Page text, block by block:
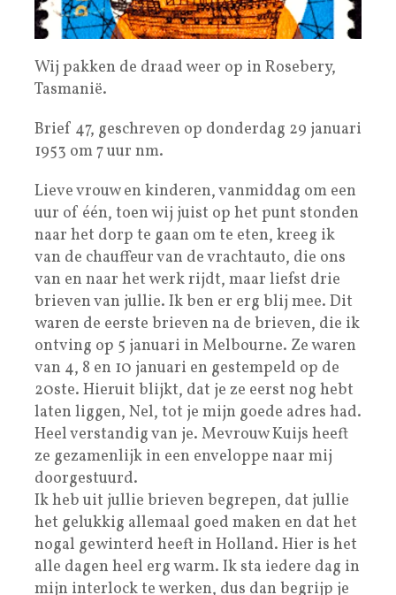
Wij pakken de draad weer op in Rosebery,
Tasmanië.
Brief 47, geschreven op donderdag 29 januari
1953 om 7 uur nm.
Lieve vrouw en kinderen, vanmiddag om een
uur of één, toen wij juist op het punt stonden
naar het dorp te gaan om te eten, kreeg ik
van de chauffeur van de vrachtauto, die ons
van en naar het werk rijdt, maar liefst drie
brieven van jullie. Ik ben er erg blij mee. Dit
waren de eerste brieven na de brieven, die ik
ontving op 5 januari in Melbourne. Ze waren
van 4, 8 en 10 januari en gestempeld op de
20ste. Hieruit blijkt, dat je ze eerst nog hebt
laten liggen, Nel, tot je mijn goede adres had.
Heel verstandig van je. Mevrouw Kuijs heeft
ze gezamenlijk in een enveloppe naar mij
doorgestuurd.
Ik heb uit jullie brieven begrepen, dat jullie
het gelukkig allemaal goed maken en dat het
nogal gewinterd heeft in Holland. Hier is het
alle dagen heel erg warm. Ik sta iedere dag in
mijn interlock te werken, dus dan begrijp je